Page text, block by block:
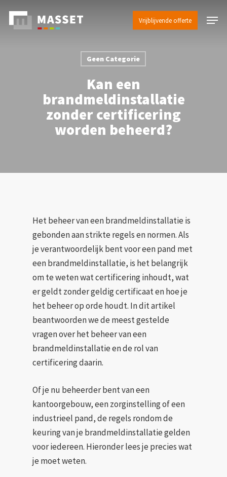
Vrijblijvende offerte Menu
Geen Categorie
Kan een
brandmeldinstallatie
zonder certificering
worden beheerd?
Het beheer van een brandmeldinstallatie is
gebonden aan strikte regels en normen. Als
je verantwoordelijk bent voor een pand met
een brandmeldinstallatie, is het belangrijk
om te weten wat certificering inhoudt, wat
er geldt zonder geldig certificaat en hoe je
het beheer op orde houdt. In dit artikel
beantwoorden we de meest gestelde
vragen over het beheer van een
brandmeldinstallatie en de rol van
certificering daarin.
Of je nu beheerder bent van een
kantoorgebouw, een zorginstelling of een
industrieel pand, de regels rondom de
keuring van je brandmeldinstallatie gelden
voor iedereen. Hieronder lees je precies wat
je moet weten.